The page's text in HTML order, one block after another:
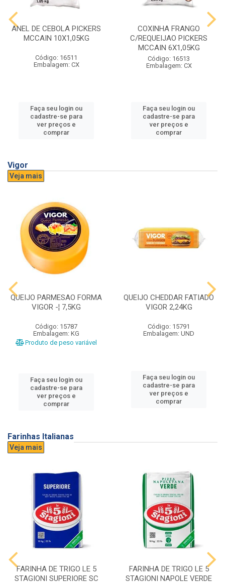
ANEL DE CEBOLA PICKERS
MCCAIN 10X1,05KG
Código: 16511
Embalagem: CX
Faça seu login ou
cadastre-se para
ver preços e
comprar
COXINHA FRANGO
C/REQUEIJAO PICKERS
MCCAIN 6X1,05KG
Código: 16513
Embalagem: CX
Faça seu login ou
cadastre-se para
ver preços e
comprar
Vigor
Veja mais
QUEIJO PARMESAO FORMA
VIGOR -¦ 7,5KG
Código: 15787
Embalagem: KG
Produto de peso variável
Faça seu login ou
cadastre-se para
ver preços e
comprar
QUEIJO CHEDDAR FATIADO
VIGOR 2,24KG
Código: 15791
Embalagem: UND
Faça seu login ou
cadastre-se para
ver preços e
comprar
Farinhas Italianas
Veja mais
FARINHA DE TRIGO LE 5
STAGIONI SUPERIORE SC
FARINHA DE TRIGO LE 5
STAGIONI NAPOLE VERDE